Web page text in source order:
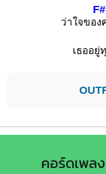
ว่าใจของ
เธออยู่
คอร์ดเพล